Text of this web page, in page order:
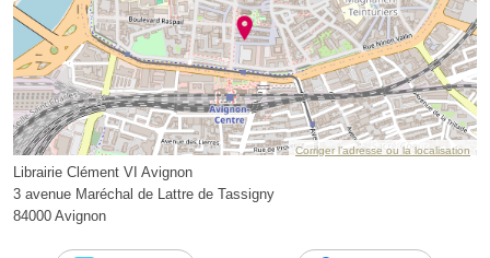
Corriger l’adresse ou la localisation
Librairie Clément VI Avignon
3 avenue Maréchal de Lattre de Tassigny
84000 Avignon